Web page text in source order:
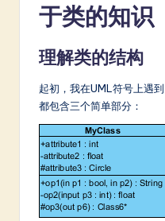
于类的知识
理解类的结构
起初，我在UML符号上遇
都包含三个简单部分：